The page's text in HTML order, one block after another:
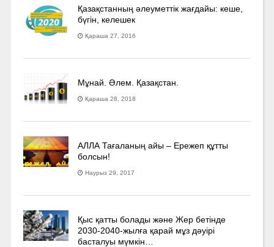
Қазақстанның әлеуметтік жағдайы: кеше,
бүгін, келешек
Қараша 27, 2016
Мұнай. Әлем. Қазақстан.
Қараша 28, 2018
АЛЛА Тағаланың айы – Ережеп құтты
болсын!
Наурыз 29, 2017
Қыс қатты болады және Жер бетінде
2030-2040­-жылға қарай мұз дәуірі
басталуы мүмкін…